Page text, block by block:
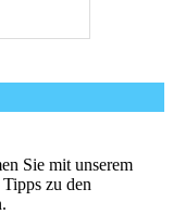
Sie mit unserem
zu den